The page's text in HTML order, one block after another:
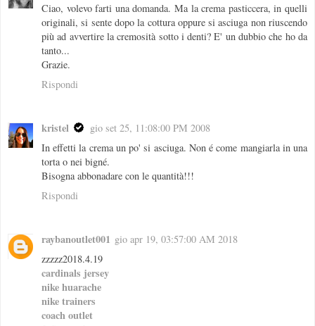
Ciao, volevo farti una domanda. Ma la crema pasticcera, in quelli
originali, si sente dopo la cottura oppure si asciuga non riuscendo
più ad avvertire la cremosità sotto i denti? E' un dubbio che ho da
tanto...
Grazie.
Rispondi
kristel
gio set 25, 11:08:00 PM 2008
In effetti la crema un po' si asciuga. Non é come mangiarla in una
torta o nei bigné.
Bisogna abbonadare con le quantità!!!
Rispondi
raybanoutlet001 gio apr 19, 03:57:00 AM 2018
zzzzz2018.4.19
cardinals jersey
nike huarache
nike trainers
coach outlet